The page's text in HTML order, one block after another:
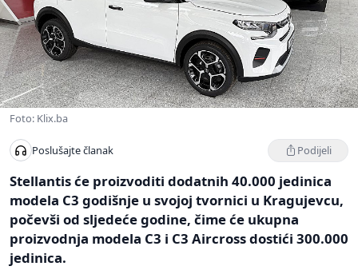
Foto: Klix.ba
Poslušajte članak Podijeli
Stellantis će proizvoditi dodatnih 40.000 jedinica
modela C3 godišnje u svojoj tvornici u Kragujevcu,
počevši od sljedeće godine, čime će ukupna
proizvodnja modela C3 i C3 Aircross dostići 300.000
jedinica.